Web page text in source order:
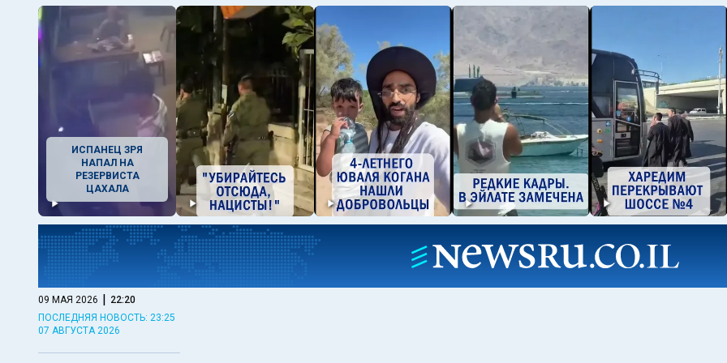
ИСПАНЕЦ ЗРЯ
НАПАЛ НА
РЕЗЕРВИСТА
ЦАХАЛА
09 МАЯ 2026 | 22:20
ПОСЛЕДНЯЯ НОВОСТЬ: 23:25
07 АВГУСТА 2026